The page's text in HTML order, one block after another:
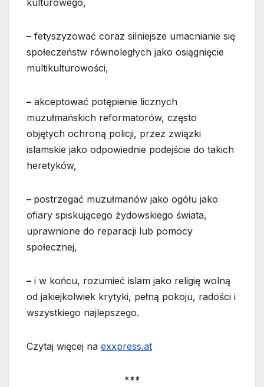
kulturowego,
– fetyszyzować coraz silniejsze umacnianie się
społeczeństw równoległych jako osiągnięcie
multikulturowości,
– akceptować potępienie licznych
muzułmańskich reformatorów, często
objętych ochroną policji, przez związki
islamskie jako odpowiednie podejście do takich
heretyków,
– postrzegać muzułmanów jako ogółu jako
ofiary spiskującego żydowskiego świata,
uprawnione do reparacji lub pomocy
społecznej,
– i w końcu, rozumieć islam jako religię wolną
od jakiejkolwiek krytyki, pełną pokoju, radości i
wszystkiego najlepszego.
Czytaj więcej na exxpress.at
***